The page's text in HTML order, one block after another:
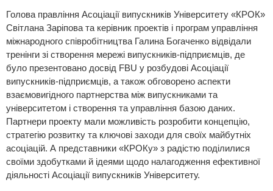
Голова правління Асоціації випускників Університету «КРОК»
Світлана Заріпова та керівник проектів і програм управління
міжнародного співробітництва Галина Богаченко відвідали
тренінги зі створення мережі випускників-підприємців, де
було презентовано досвід FBU у розбудові Асоціації
випускників-підприємців, а також обговорено аспекти
взаємовигідного партнерства між випускниками та
університетом і створення та управління базою даних.
Партнери проекту мали можливість розробити концепцію,
стратегію розвитку та ключові заходи для своїх майбутніх
асоціацій. А представники «КРОКу» з радістю поділилися
своїми здобутками й ідеями щодо налагодження ефективної
діяльності Асоціації випускників Університету.